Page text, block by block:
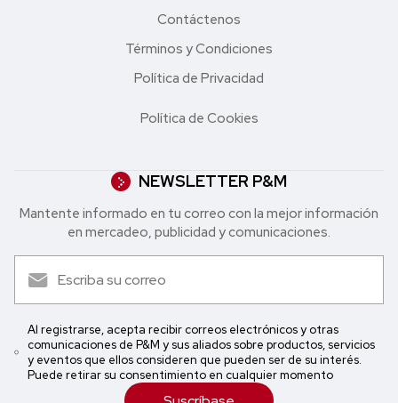
Contáctenos
Términos y Condiciones
Política de Privacidad
Política de Cookies
NEWSLETTER P&M
Mantente informado en tu correo con la mejor in formación
en mercadeo, publicidad y comunicaciones.
Al registrarse, acepta recibir correos electrónicos y otras
comunicaciones de P&M y sus aliados sobre productos, servicios
y eventos que ellos consideren que pueden ser de su interés.
Puede retirar su consentimiento en cualquier momento